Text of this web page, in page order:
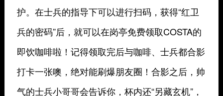
护。在士兵的指导下可以进行扫码，获得“红卫
兵的密码”后，就可以在岗亭免费领取COSTA的
即饮咖啡啦！记得领取完后与咖啡、士兵都合影
打卡一张噢，绝对能刷爆朋友圈！合影之后，帅
气的士兵小哥哥会告诉你，杯内还“另藏玄机”，